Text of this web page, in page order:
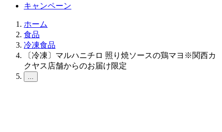
キャンペーン
ホーム
食品
冷凍食品
〔冷凍〕マルハニチロ 照り焼ソースの鶏マヨ※関西カ
クヤス店舗からのお届け限定
...